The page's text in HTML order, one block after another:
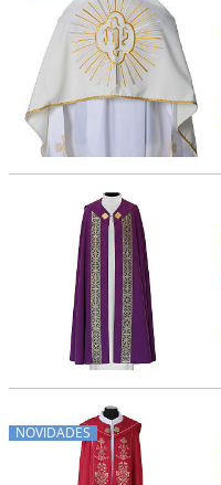
NOVIDADES